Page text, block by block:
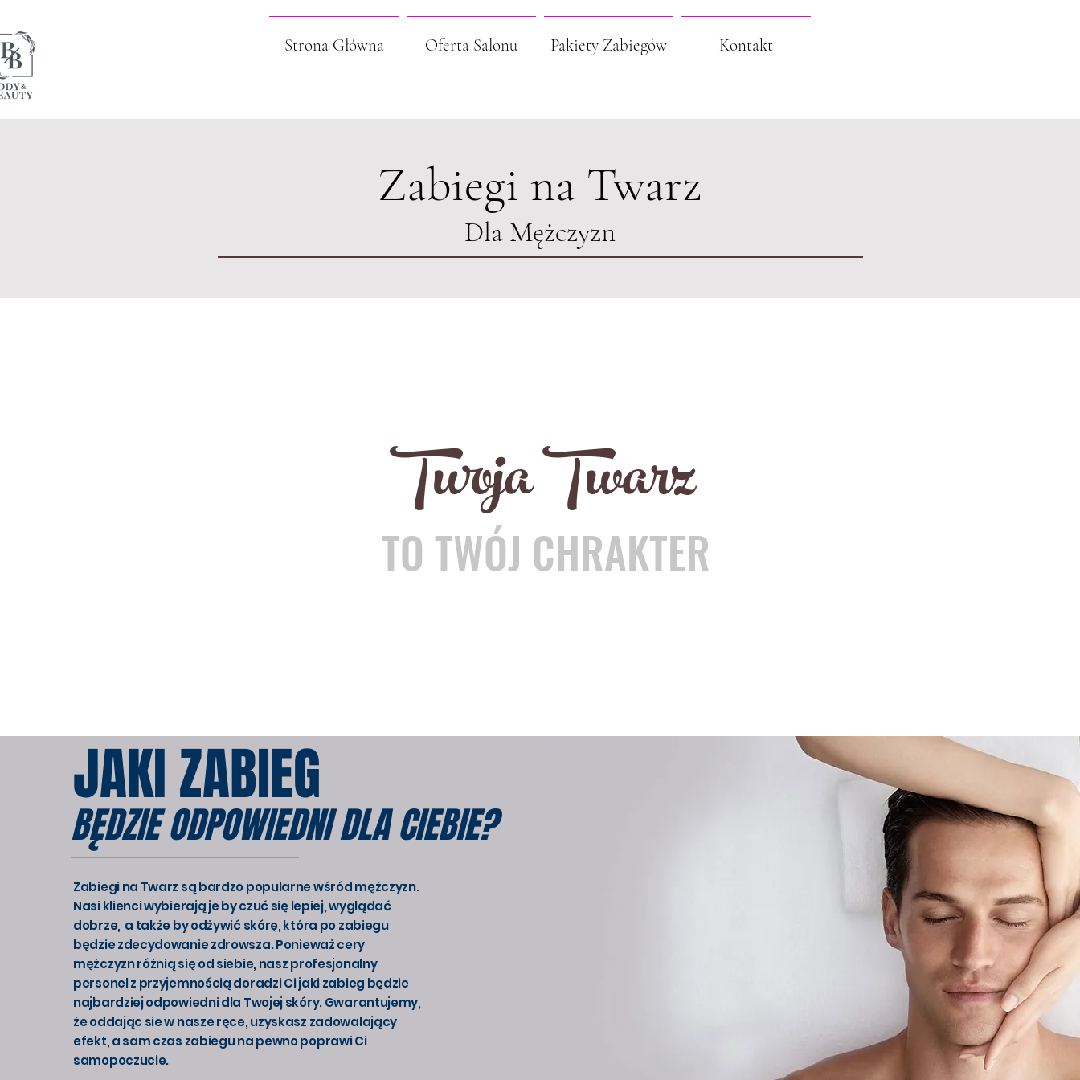
Strona Główna Oferta Salonu Pakiety Zabiegów Kontakt
Zabiegi na Twarz
Dla Mężczyzn
TO TWÓJ CHRAKTER
Twoja Twarz
JAKI ZABIEG
BĘDZIE ODPOWIEDNI DLA CIEBIE?
Zabiegi na Twarz są bardzo popularne wśród mężczyzn.
Nasi klienci wybierają je by czuć się lepiej, wyglądać
dobrze, a także by odżywić skórę, która po zabiegu
będzie zdecydowanie zdrowsza. Ponieważ cery
mężczyzn różnią się od siebie, nasz profesjonalny
personel z przyjemnością doradzi Ci jaki zabieg będzie
najbardziej odpowiedni dla Twojej skóry. Gwarantujemy,
że oddając sie w nasze ręce, uzyskasz zadowalający
efekt, a sam czas zabiegu na pewno poprawi Ci
samopoczucie.